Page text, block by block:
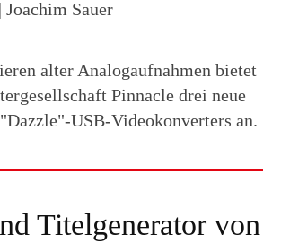
| Joachim Sauer
alter Analogaufnahmen bietet
Pinnacle drei neue
USB-Videokonverters an.
Titelgenerator von